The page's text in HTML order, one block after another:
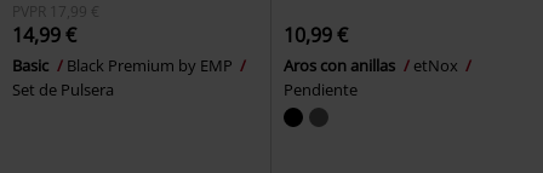
PVPR 17,99 €
14,99 €
Basic
Black Premium by EMP
Set de Pulsera
10,99 €
Aros con anillas
etNox
Pendiente